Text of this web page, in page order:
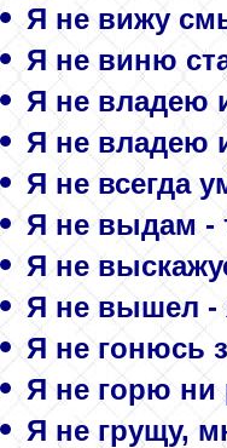
Я не вижу
Я не виню
Я не владею
Я не владею
Я не всегда
Я не выдам
Я не
Я не вышел -
Я не гонюсь
Я не горю
Я не грущу,